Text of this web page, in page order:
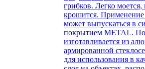
грибков. Легко
крошится.
может выпускаться в
покрытием METAL.
изготавливается из
армированной
для использования в